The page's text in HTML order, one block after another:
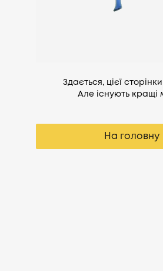
Здається, цієї
Але існують кращі
На головну